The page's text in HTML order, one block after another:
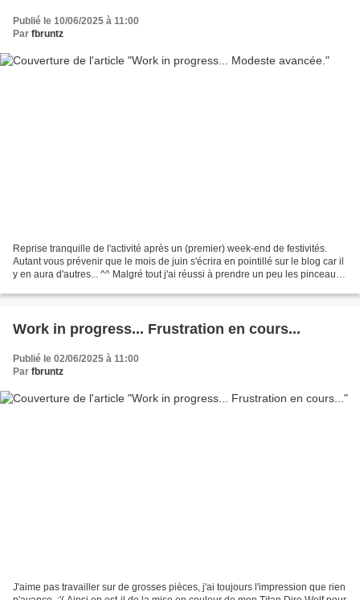
Publié le 10/06/2025 à 11:00
Par fbruntz
Reprise tranquille de l'activité après un (premier) week-end de festivités.
Autant vous prévenir que le mois de juin s'écrira en pointillé sur le blog car il
y en aura d'autres... ^^ Malgré tout j'ai réussi à prendre un peu les pinceaux
Work in progress... Frustration en cours...
Publié le 02/06/2025 à 11:00
Par fbruntz
J'aime pas travailler sur de grosses pièces, j'ai toujours l'impression que rien